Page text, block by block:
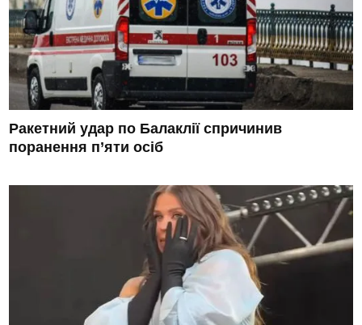
Ракетний удар по Балаклії спричинив
поранення п’яти осіб